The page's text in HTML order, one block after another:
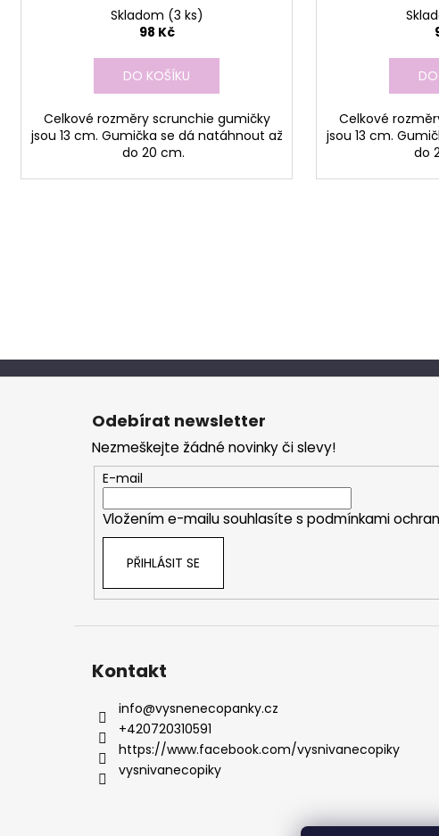
Skladom (3 ks)
98 Kč
DO KOŠÍKU
Celkové rozměry scrunchie gumičky
jsou 13 cm. Gumička se dá natáhnout až
do 20 cm.
Celkové
jsou 13 cm.
do
Z
Odebírat newsletter
Nezmeškejte žádné novinky či slevy!
E-mail
Vložením e-mailu souhlasíte s podmínkami
PŘIHLÁSIT SE
Kontakt
info@vysnenecopanky.cz
+420720310591
https://www.facebook.com/vysnivanecopiky
vysnivanecopiky